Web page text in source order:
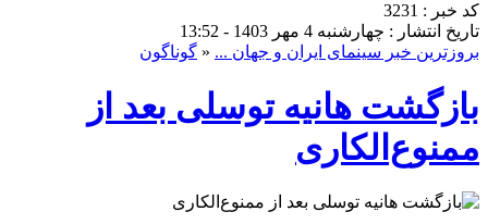
کد خبر : 3231
تاریخ انتشار : چهارشنبه 4 مهر 1403 - 13:52
بروزترین خبر سینمای ایران و جهان ... « گوناگون
بازگشت هانیه توسلی بعد از
ممنوع‌الکاری